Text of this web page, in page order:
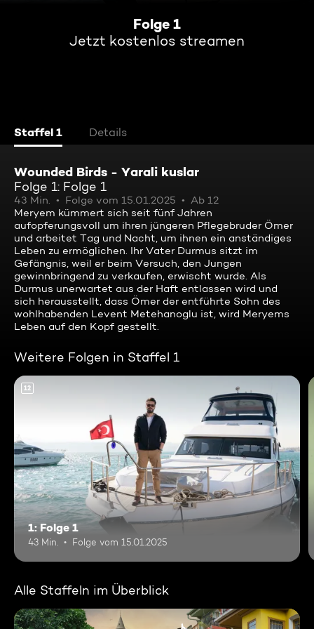
Folge 1
Jetzt kostenlos streamen
Staffel 1 Details
Wounded Birds - Yarali kuslar
Folge 1: Folge 1
43 Min. Folge vom 15.01.2025
Ab 12
Meryem kümmert sich seit fünf Jahren
aufopferungsvoll um ihren jüngeren Pflegebruder Ömer
und arbeitet Tag und Nacht, um ihnen ein anständiges
Leben zu ermöglichen. Ihr Vater Durmus sitzt im
Gefängnis, weil er beim Versuch, den Jungen
gewinnbringend zu verkaufen, erwischt wurde. Als
Durmus unerwartet aus der Haft entlassen wird und
sich herausstellt, dass Ömer der entführte Sohn des
wohlhabenden Levent Metehanoglu ist, wird Meryems
Leben auf den Kopf gestellt.
Weitere Folgen in Staffel 1
12
1: Folge 1
43 Min. Folge vom 15.01.2025
Alle Staffeln im Überblick